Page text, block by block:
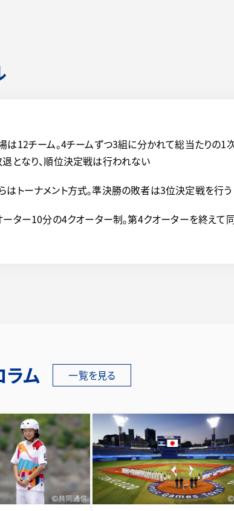
12チーム。4チームずつ3組に分かれて総当たりの1
となり、順位決定戦は行われない
トーナメント方式。準決勝の敗者は3位決定戦を行う
ター10分の4クオーター制。第4クオーターを終えて
ム 一覧を見る